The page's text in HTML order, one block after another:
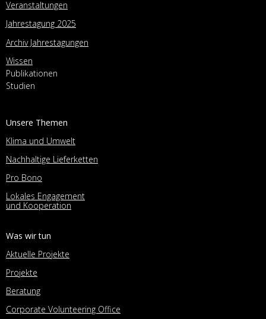
Veranstaltungen
Jahrestagung 2025
Archiv Jahrestagungen
Wissen
Publikationen
Studien
Unsere Themen
Klima und Umwelt
Nachhaltige Lieferketten
Pro Bono
Lokales Engagement
und Kooperation
Was wir tun
Aktuelle Projekte
Projekte
Beratung
Corporate Volunteering Office